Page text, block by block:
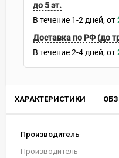
ХАРАКТЕРИСТИКИ
Производитель
Производитель
до 5 эт.
В течение 1-2 дней
Доставка по РФ (до
В течение2-4 дней